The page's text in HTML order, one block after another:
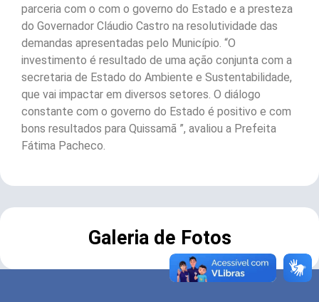
parceria com o com o governo do Estado e a presteza
do Governador Cláudio Castro na resolutividade das
demandas apresentadas pelo Município. “O
investimento é resultado de uma ação conjunta com a
secretaria de Estado do Ambiente e Sustentabilidade,
que vai impactar em diversos setores. O diálogo
constante com o governo do Estado é positivo e com
bons resultados para Quissamã ”, avaliou a Prefeita
Fátima Pacheco.
Galeria de Fotos